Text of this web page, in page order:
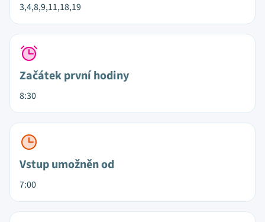
3,4,8,9,11,18,19
Začátek první hodiny
8:30
Vstup umožněn od
7:00